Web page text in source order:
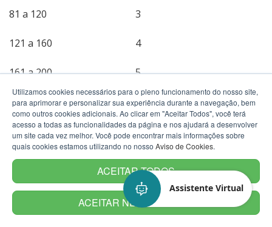
81 a 120 3
121 a 160 4
161 a 200 5
201 a 240 6
241 a 280 7
281 a 320 8
321 a 360 9
361 a 400 10
Assistente Virtual
Utilizamos cookies necessários para o pleno funcionamento do nosso site,
para aprimorar e personalizar sua experiência durante a navegação, bem
como outros cookies adicionais. Ao clicar em "Aceitar Todos", você terá
acesso a todas as funcionalidades da página e nos ajudará a desenvolver
um site cada vez melhor. Você pode encontrar mais informações sobre
quais cookies estamos utilizando no nosso Aviso de Cookies.
ACEITAR TODOS
ACEITAR NECESSÁRIOS